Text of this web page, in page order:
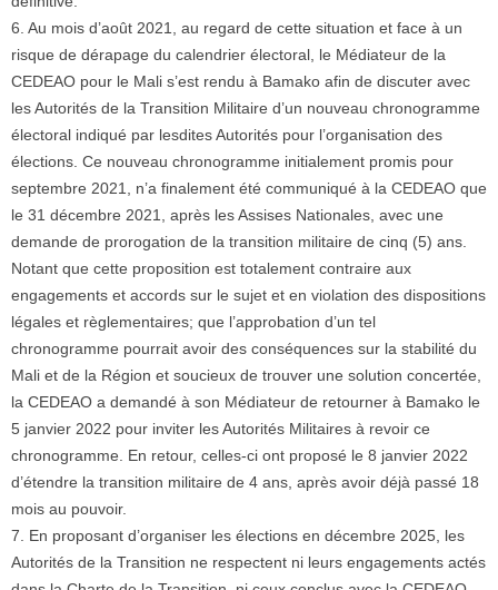
6. Au mois d’août 2021, au regard de cette situation et face à un
risque de dérapage du calendrier électoral, le Médiateur de la
CEDEAO pour le Mali s’est rendu à Bamako afin de discuter avec
les Autorités de la Transition Militaire d’un nouveau chronogramme
électoral indiqué par lesdites Autorités pour l’organisation des
élections. Ce nouveau chronogramme initialement promis pour
septembre 2021, n’a finalement été communiqué à la CEDEAO que
le 31 décembre 2021, après les Assises Nationales, avec une
demande de prorogation de la transition militaire de cinq (5) ans.
Notant que cette proposition est totalement contraire aux
engagements et accords sur le sujet et en violation des dispositions
légales et règlementaires; que l’approbation d’un tel
chronogramme pourrait avoir des conséquences sur la stabilité du
Mali et de la Région et soucieux de trouver une solution concertée,
la CEDEAO a demandé à son Médiateur de retourner à Bamako le
5 janvier 2022 pour inviter les Autorités Militaires à revoir ce
chronogramme. En retour, celles-ci ont proposé le 8 janvier 2022
d’étendre la transition militaire de 4 ans, après avoir déjà passé 18
mois au pouvoir.
7. En proposant d’organiser les élections en décembre 2025, les
Autorités de la Transition ne respectent ni leurs engagements actés